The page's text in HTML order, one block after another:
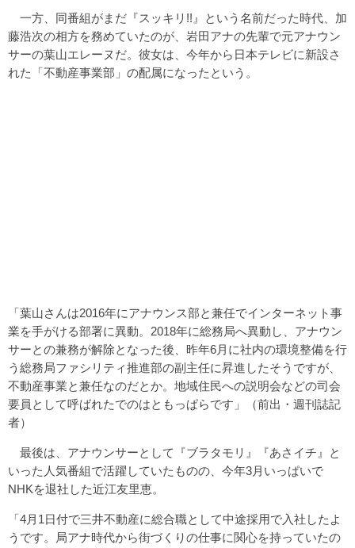
一方、同番組がまだ『スッキリ!!』という名前だった時代、加
藤浩次の相方を務めていたのが、岩田アナの先輩で元アナウン
サーの葉山エレーヌだ。彼女は、今年から日本テレビに新設さ
れた「不動産事業部」の配属になったという。
「葉山さんは2016年にアナウンス部と兼任でインターネット事
業を手がける部署に異動。2018年に総務局へ異動し、アナウン
サーとの兼務が解除となった後、昨年6月に社内の環境整備を行
う総務局ファシリティ推進部の副主任に昇進したそうですが、
不動産事業と兼任なのだとか。地域住民への説明会などの司会
要員として呼ばれたでのはともっぱらです」（前出・週刊誌記
者）
最後は、アナウンサーとして『ブラタモリ』『あさイチ』と
いった人気番組で活躍していたものの、今年3月いっぱいで
NHKを退社した近江友里恵。
「4月1日付で三井不動産に総合職として中途採用で入社したよ
うです。局アナ時代から街づくりの仕事に関心を持っていたの